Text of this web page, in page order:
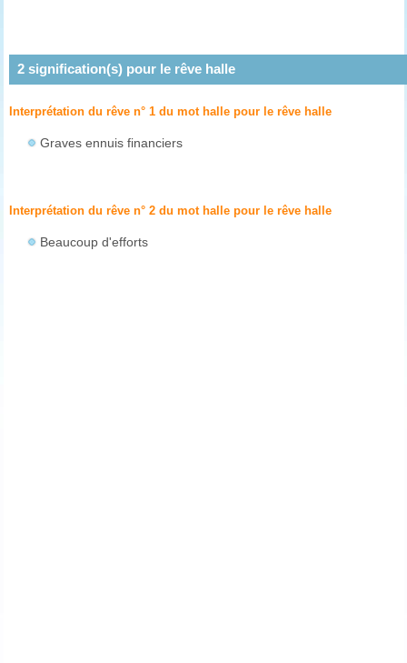
2signification(s) pour le rêve halle
Interprétation du rêve n° 1 du mot halle pour le rêve halle
Graves ennuis financiers
Interprétation du rêve n° 2 du mot halle pour le rêve halle
Beaucoup d'efforts